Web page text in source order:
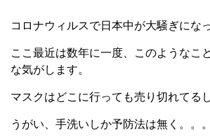
コロナウィルスで日本中が大騒ぎにな
ここ最近は数年に一度、このようなこ
な気がします。
マスクはどこに行っても売り切れてる
うがい、手洗いしか予防法は無く。。。